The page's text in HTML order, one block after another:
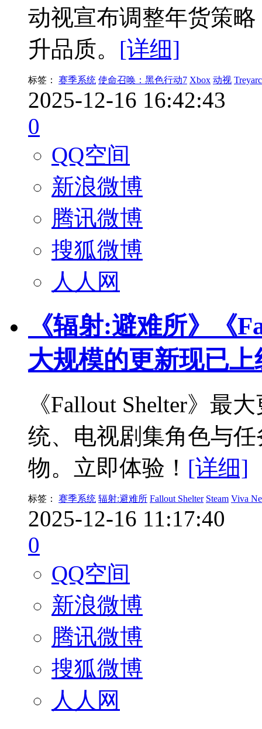
动视宣布调整年货策
升品质。 [详细]
标签： 赛季系统 使命召唤：黑色行动7 Xbox 动视
2025-12-16 16:42:43
0
QQ空间
新浪微博
腾讯微博
搜狐微博
人人网
《辐射:避难所》《
大规模的更新现已上
《Fallout Shelter》最
统、电视剧集角色与
物。立即体验！ [详细]
标签： 赛季系统 辐射:避难所 Fallout Shelter Steam Viva
2025-12-16 11:17:40
0
QQ空间
新浪微博
腾讯微博
搜狐微博
人人网